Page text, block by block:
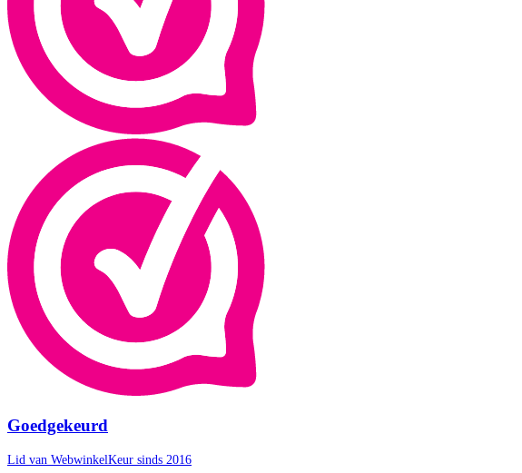
Goedgekeurd
Lid van WebwinkelKeur sinds 2016